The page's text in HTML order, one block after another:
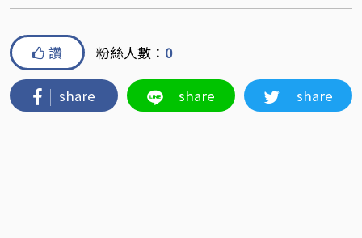
讚 粉絲人數： 0
share share share